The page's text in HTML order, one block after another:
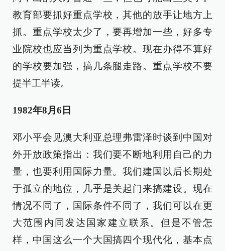
教育部要抓好重点学校，其他的放手让地方上
抓。重点学校太少了，要再增加一些，好多专
业院校也应当列为重点学校。现在办得不算好
的学校要加强，搞几条腿走路。重点学校不要
提半工半读。
1982年8月6日
邓小平会见澳大利亚总理弗雷泽时谈到中国对
外开放政策指出：我们要不断地利用自己的力
量，也要利用国际力量。我们建国以后长期处
于孤立的地位，几乎是关起门来搞建设。现在
情况不同了，国际条件不同了，我们可以在更
大范围内同发达国家建立联系。但是不管怎
样，中国这么一个大国搞四个现代化，基本点